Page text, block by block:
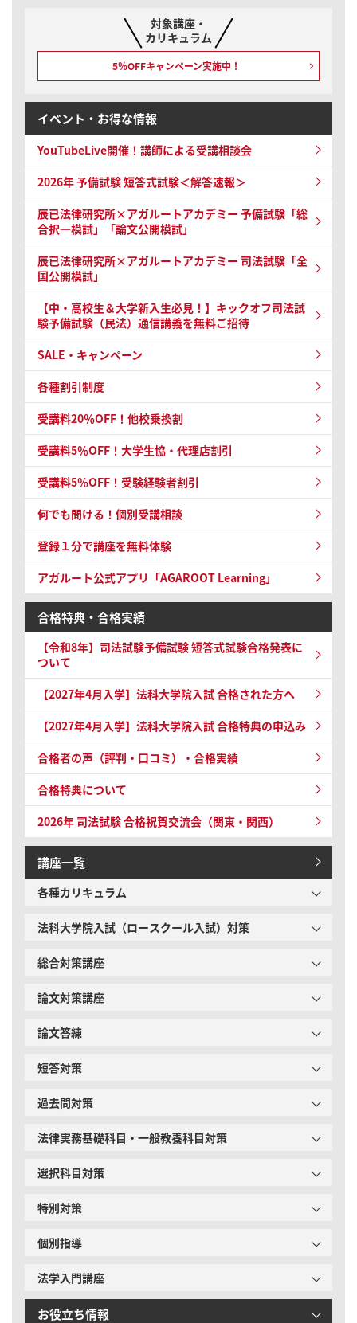
ペシャルイベント&合同インターン」
2026/02/12
【リリース情報】司法試験・予備試験｜単科講座リリース
司法試験・予備試験
【キャンペーン情報】【中・高校生＆大学新入生必見！】キックオ
フ司法試験予備試験（民法）通信講義をテキスト付きで無料ご招待
2025/12/18 司法試験・予備試験
【リリース情報】司法試験対策講座 | 【2028・2029年合格目標】予
備試験最短合格カリキュラム
【リリース情報】司法試験対策講座｜【2029年4月入学目標】法科
大学院入試・法曹コース最短合格カリキュラム（スタンダード）
対象講座・
カリキュラム
5％OFFキャンペーン実施中！
イベント・お得な情報
YouTubeLive開催！ 講師による受講相談会
2026年 予備試験短答式試験＜解答速報＞
辰已法律研究所×アガルートアカデミー 予備試験 「総
合択一模試」「論文公開模試」
辰已法律研究所×アガルートアカデミー 司法試験 「全
国公開模試」
【中・高校生＆大学新入生必見！】キックオフ司法試
験予備試験（民法）通信講義を無料ご招待
SALE・キャンペーン
各種割引制度
受講料20％OFF！他校乗換割
受講料5％OFF！大学生協・代理店割引
受講料5％OFF！受験経験者割引
何でも聞ける！個別受講相談
登録１分で講座を無料体験
アガルート公式アプリ「AGAROOT Learning」
合格特典・合格実績
【令和8年】 司法試験予備試験 短答式試験合格発表に
ついて
【2027年4月入学】法科大学院入試 合格された方へ
【2027年4月入学】法科大学院入試 合格特典の申込み
合格者の声（評判・口コミ）・合格実績
合格特典について
2026年 司法試験合格祝賀交流会（関東・関西）
講座一覧
各種カリキュラム
法科大学院入試（ロースクール入試）対策
総合対策講座
論文対策講座
論文答練
短答対策
過去問対策
法律実務基礎科目・一般教養科目対策
選択科目対策
特別対策
個別指導
法学入門講座
お役立ち情報